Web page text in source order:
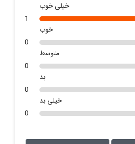
خیلی خوب
1
خوب
0
متوسط
0
بد
0
خیلی بد
0